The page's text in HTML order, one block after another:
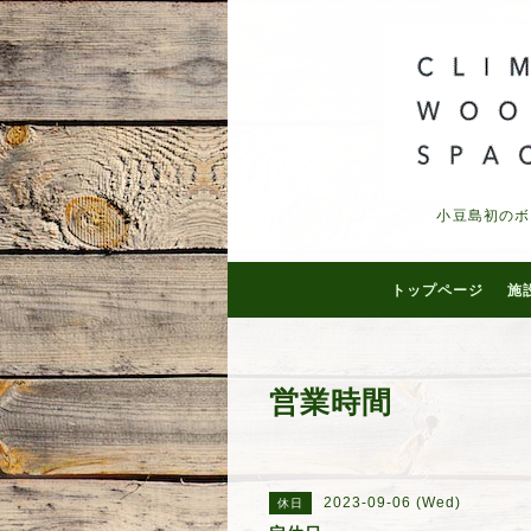
小豆島初の
トップページ 施
営業時間
休日 2023-09-06 (Wed)